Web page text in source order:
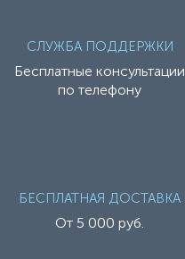
СЛУЖБА ПОДДЕРЖКИ
Бесплатные консультации
по телефону
БЕСПЛАТНАЯ ДОСТАВКА
От 5 000 руб.